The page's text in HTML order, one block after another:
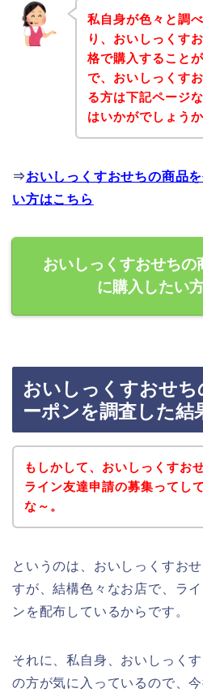
私自身が色々と調
り、おいしっくす
格で購入すること
で、おいしっくす
る方は下記ページ
はいかがでしょう
⇒おいしっくすおせちの商品
い方はこちら
おいしっくすおせちの
に購入したい
おいしっくすおせち
ーポンを調査した結
もしかして、おいしっくすお
ライン友達申請の募集ってし
な～。
というのは、おいしっくすお
すが、結構色々なお店で、ラ
ンを配布しているからです。
それに、私自身、おいしっく
の方が気に入っているので、